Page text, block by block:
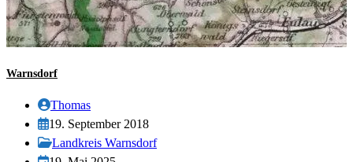
Warnsdorf
Beitrags-
Autor:
Thomas
Beitrag
veröffentlicht:
19. September 2018
Beitrags-
Landkreis Warnsdorf